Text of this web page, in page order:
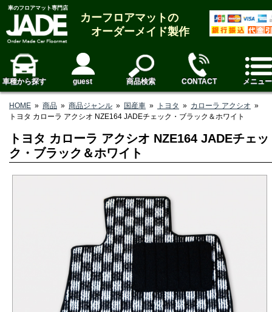
車のフロアマット専門店
カーフロアマットの
オーダーメイド製作
車種から探す guest 商品検索 CONTACT メニュー
HOME » 商品 » 商品ジャンル » 国産車 » トヨタ » カローラ アクシオ »
トヨタ カローラ アクシオ NZE164 JADEチェック・ブラック＆ホワイト
トヨタ カローラ アクシオ NZE164 JADEチェッ
ク・ブラック＆ホワイト